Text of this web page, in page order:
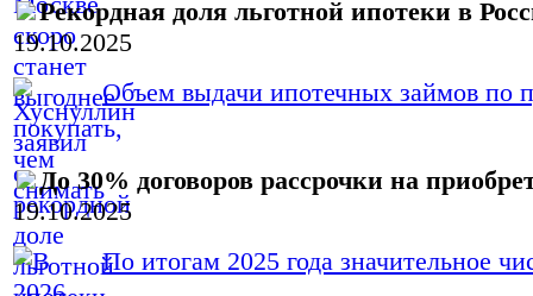
Рекордная доля льготной ипотеки в
19.10.2025
Объем выдачи ипотечных займов по
До 30% договоров рассрочки на
19.10.2025
По итогам 2025 года значительное